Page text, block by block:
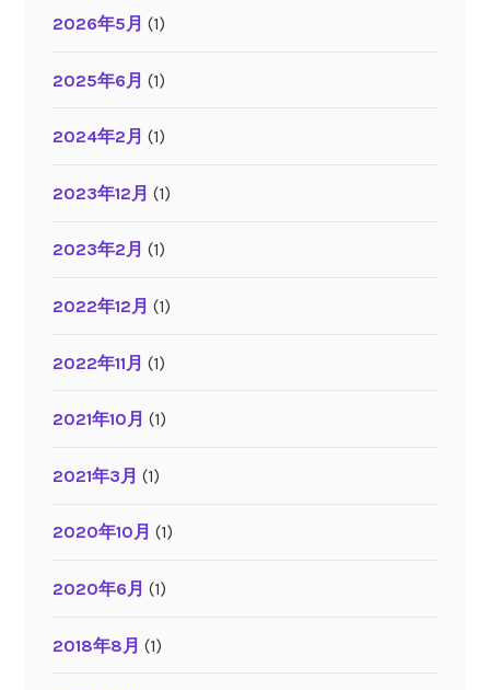
2026年5月 (1)
2025年6月 (1)
2024年2月 (1)
2023年12月 (1)
2023年2月 (1)
2022年12月 (1)
2022年11月 (1)
2021年10月 (1)
2021年3月 (1)
2020年10月 (1)
2020年6月 (1)
2018年8月 (1)